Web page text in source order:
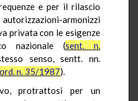
e per il rilascio
armonizzi
privata con le esigenze
nazionale (sent. n.
senso, sentt. nn.
ord. n. 35/1987).
protrattosi per un